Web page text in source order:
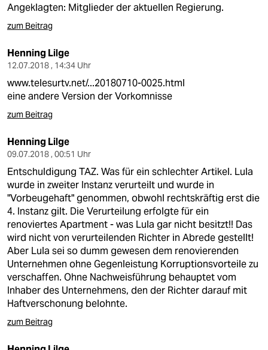
Angeklagten: Mitglieder der aktuellen Regierung.
zum Beitrag
Henning Lilge
12.07.2018 , 14:34 Uhr
www.telesurtv.net/...20180710-0025.html
eine andere Version der Vorkomnisse
zum Beitrag
Henning Lilge
09.07.2018 , 00:51 Uhr
Entschuldigung TAZ. Was für ein schlechter Artikel. Lula
wurde in zweiter Instanz verurteilt und wurde in
"Vorbeugehaft" genommen, obwohl rechtskräftig erst die
4. Instanz gilt. Die Verurteilung erfolgte für ein
renoviertes Apartment - was Lula gar nicht besitzt!! Das
wird nicht von verurteilenden Richter in Abrede gestellt!
Aber Lula sei so dumm gewesen dem renovierenden
Unternehmen ohne Gegenleistung Korruptionsvorteile zu
verschaffen. Ohne Nachweisführung behauptet vom
Inhaber des Unternehmens, den der Richter darauf mit
Haftverschonung belohnte.
zum Beitrag